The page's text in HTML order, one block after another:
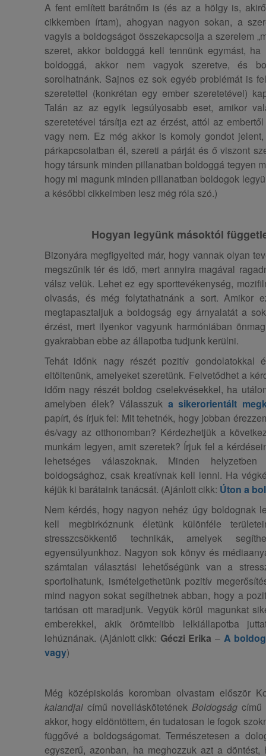
A fent említett barátnőm is (és az a hölgy is,
cikkemben írtam), ahogyan nagyon sokan, a
vagyis a boldogságot összekapcsolja a szerelem
szeret, akkor boldoggá kell tennünk egymást,
boldoggá, akkor nem vagyok szeretve, és
sorolhatnánk. Sajnos ez sok egyéb problémát is
szeretettel (konkrétan egy ember szeretetével)
Talán az az egyik legsúlyosabb eset, amikor
szeretetével társítja ezt az érzést, attól az
vagy nem. Ez még akkor is komoly gondot
párkapcsolatban él, szereti a párját és ő viszont
hogy társunk minden pillanatban boldoggá tegyen
hogy mi magunk minden pillanatban boldogok
a későbbi cikkeimben lesz még róla szó.)
Hogyan legyünk másoktól
Bizonyára megfigyelted már, hogy vannak olyan
megszűnik tér és idő, mert annyira magával
válsz velük. Lehet ez egy sporttevékenység,
olvasás, és még folytathatnánk a sort. Amikor
megtapasztaljuk a boldogság egy árnyalatát a
érzést, mert ilyenkor vagyunk harmóniában
gyakrabban ebbe az állapotba tudjunk kerülni.
Tehát időnk nagy részét pozitív gondolatokkal
eltöltenünk, amelyeket szeretünk. Felvetődhet a
időm nagy részét boldog cselekvésekkel, ha
amelyben élek? Válasszuk a sikerorientált
papírt, és írjuk fel: Mit tehetnék, hogy jobban
és/vagy az otthonomban? Kérdezhetjük a
munkám legyen, amit szeretek? Írjuk fel a
lehetséges válaszoknak. Minden
boldogsághoz, csak kreatívnak kell lenni. Ha
kéjük ki barátaink tanácsát. (Ajánlott cikk: Úton a
Nem kérdés, hogy nagyon nehéz úgy boldognak
kell megbirkóznunk életünk különféle
stresszcsökkentő technikák, amelyek
egyensúlyunkhoz. Nagyon sok könyv és
számtalan választási lehetőségünk van a
sportolhatunk, ismételgethetünk pozitív
mind nagyon sokat segíthetnek abban, hogy a
tartósan ott maradjunk. Vegyük körül magunkat
emberekkel, akik örömtelibb lelkiállapotba
lehúznának. (Ajánlott cikk: Géczi Erika – A
vagy)
Még középiskolás koromban olvastam először
kalandjai című novelláskötetének Boldogságcímű
akkor, hogy eldöntöttem, én tudatosan le fogok
függővé a boldogságomat. Természetesen a
egyszerű, azonban, ha meghozzuk azt a